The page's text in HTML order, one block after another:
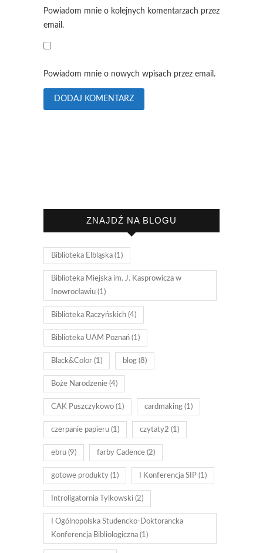
Powiadom mnie o kolejnych komentarzach przez
email.
Powiadom mnie o nowych wpisach przez email.
ZNAJDŹ NA BLOGU
Biblioteka Elbląska (1)
Biblioteka Miejska im. J. Kasprowicza w
Inowrocławiu (1)
Biblioteka Raczyńskich (4)
Biblioteka UAM Poznań (1)
Black&Color (1) blog (8)
Boże Narodzenie (4)
CAK Puszczykowo (1) cardmaking (1)
czerpanie papieru (1) czytaty2 (1)
ebru (9) farby Cadence (2)
gotowe produkty (1) I Konferencja SIP (1)
Introligatornia Tylkowski (2)
I Ogólnopolska Studencko-Doktorancka
Konferencja Bibliologiczna (1)